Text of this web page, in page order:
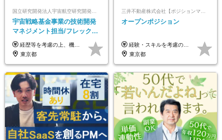
国立研究開発法人宇宙航空研究開発機構【JAXA】
宇宙戦略基金事業の技術開発
マネジメント担当/フレックス
制/リモート活用/異業種出身者
歓迎/国家プロジェクト
経歴等を考慮の上、機構の規定により決定します。 ＜大学卒業後、正規社員として民間企業に3年勤務した場合＞ ・月給30万円以上 ・年収470万円以上 年収概算を試算する場合は以下をご確認ください。 https://www.jaxa.jp/about/employ/trial_j.html ■昇給年1回、賞与年2回 ■諸手当（住居手当、通勤手当他） ■退職金制度あり ※年収470万円～ ※超過勤務分は別途支給します。 ※6ヶ月の試用期間あり。その間の待遇・給与に差異はありません。
東京都
オープンポジション
経験・スキルを考慮の上、決定します。 ▼参考情報 ----------------------- ＜想定年収850万円～1,500万円（基礎給与・賞与2回含む）＞ 月給42万円～ ※時間外勤務手当・諸手当等別途 ※試用期間3ヶ月 ※残業手当有り
東京都